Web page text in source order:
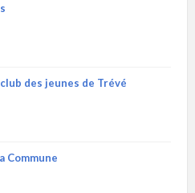
des jeunes de Trévé
Commune